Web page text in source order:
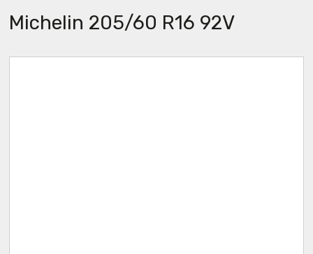
Michelin 205/60 R16 92V